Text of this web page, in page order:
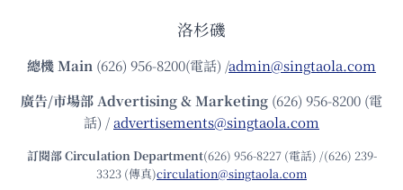
洛杉磯
總機Main (626) 956-8200(電話) /admin@singtaola.com
廣告/市場部Advertising & Marketing (626) 956-8200 (電
話) /advertisements@singtaola.com
訂閱部 Circulation Department(626) 956-8227 (電話) /(626) 239-
3323 (傳真)circulation@singtaola.com